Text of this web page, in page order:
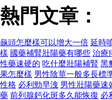
熱門文章：
龜頭怎麼樣可以增大一倍 延時
樣 國藥補腎壯陽藥有哪些 治療
性藥速硬的 吃什麼壯陽補腎 黑
果怎麼樣 男性陰莖一般多長標
性格 必利勁早洩 男性壯陽藥速
藥 前列腺鈣化斑多久能恢復 必